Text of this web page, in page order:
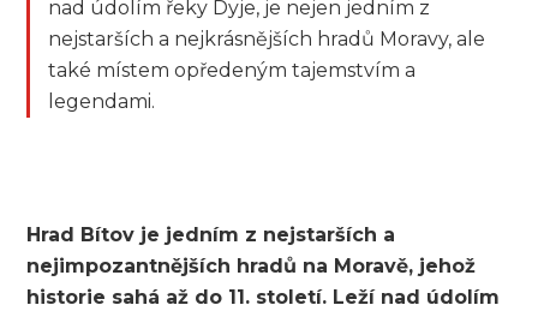
nad údolím řeky Dyje, je nejen jedním z
nejstarších a nejkrásnějších hradů Moravy, ale
také místem opředeným tajemstvím a
legendami.
Hrad Bítov je jedním z nejstarších a
nejimpozantnějších hradů na Moravě, jehož
historie sahá až do 11. století. Leží nad údolím